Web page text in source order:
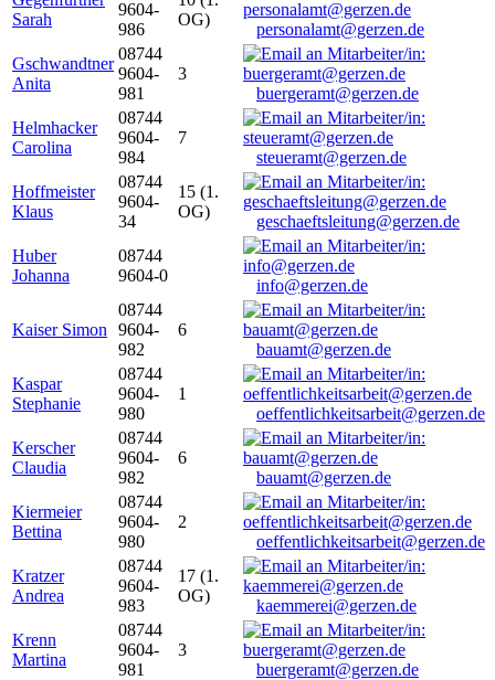
Sarah
9604-
986
OG)
personalamt@gerzen.de
Gschwandtner
Anita
08744
9604-
981
3
buergeramt@gerzen.de
Helmhacker
Carolina
08744
9604-
984
7
steueramt@gerzen.de
Hoffmeister
Klaus
08744
9604-
34
15 (1.
OG)
geschaeftsleitung@gerzen.de
Huber
Johanna
08744
9604-0
info@gerzen.de
Kaiser Simon
08744
9604-
982
6
bauamt@gerzen.de
Kaspar
Stephanie
08744
9604-
980
1
oeffentlichkeitsarbeit@gerzen.de
Kerscher
Claudia
08744
9604-
982
6
bauamt@gerzen.de
Kiermeier
Bettina
08744
9604-
980
2
oeffentlichkeitsarbeit@gerzen.de
Kratzer
Andrea
08744
9604-
983
17 (1.
OG)
kaemmerei@gerzen.de
Krenn
Martina
08744
9604-
981
3
buergeramt@gerzen.de